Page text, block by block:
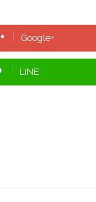
Google+
LINE